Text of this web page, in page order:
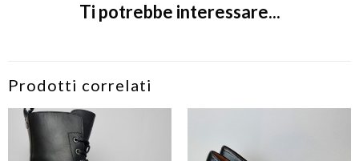
Ti potrebbe interessare...
Prodotti correlati